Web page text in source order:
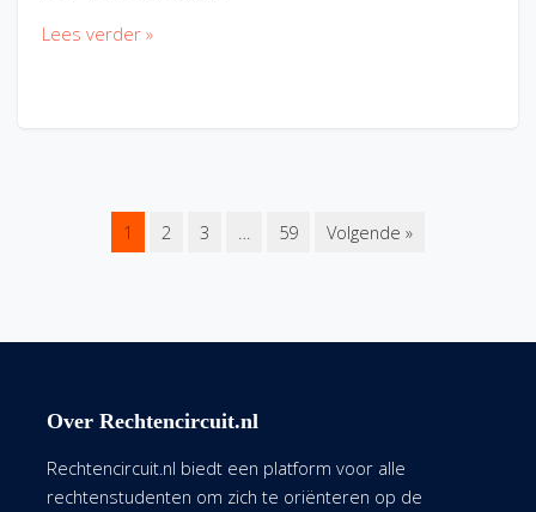
Lees verder »
1 2 3 … 59 Volgende »
Over Rechtencircuit.nl
Rechtencircuit.nl biedt een platform voor alle
rechtenstudenten om zich te oriënteren op de